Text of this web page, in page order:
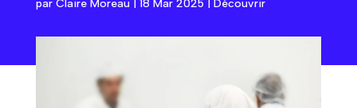
par Claire Moreau| 18 Mar 2025 Découvrir